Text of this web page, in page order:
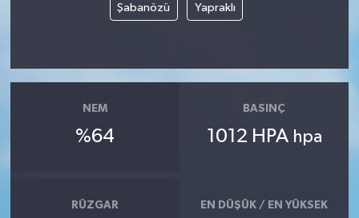
Şabanözü Yapraklı
NEM
%64
BASINÇ
1012 HPA hpa
RÜZGAR EN DÜŞÜK / EN YÜKSEK